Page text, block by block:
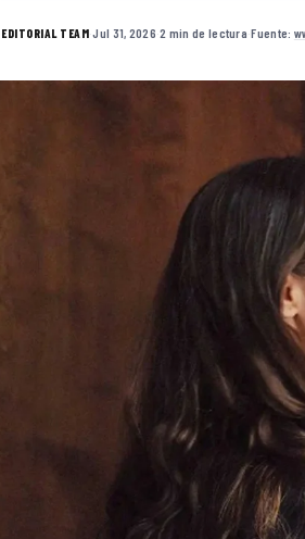
EDITORIAL TEAM·Jul 31, 2026·2 min de lectura·Fuente: